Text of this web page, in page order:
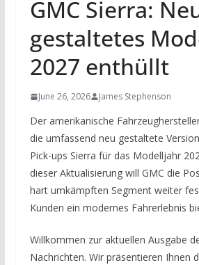
GMC Sierra:
gestaltetes
2027 enthüllt
June 26, 2026 James Stephenson
Der amerikanische
die umfassend neu gestaltete
Pick-ups Sierra für das Modelljahr
dieser Aktualisierung will GMC die
hart umkämpften Segment weiter
Kunden ein modernes Fahrerlebnis
Willkommen zur aktuellen Ausgabe
Nachrichten. Wir präsentieren Ihnen